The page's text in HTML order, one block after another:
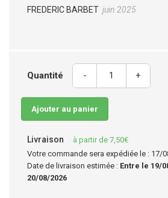
FREDERIC BARBET juin 2025
Quantité - +
Ajouter au panier
Livraison
à partir de 7,50€
Votre commande sera expédiée le : 17/
Date de livraison estimée : Entre le 19/
20/08/2026